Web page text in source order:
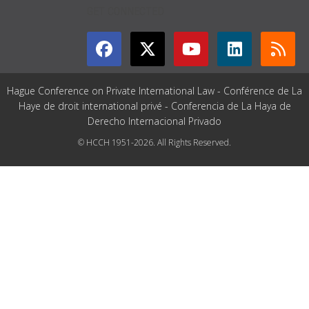
Hague Conference on Private International Law - Conférence de La
Haye de droit international privé - Conferencia de La Haya de
Derecho Internacional Privado
© HCCH 1951-2026. All Rights Reserved.